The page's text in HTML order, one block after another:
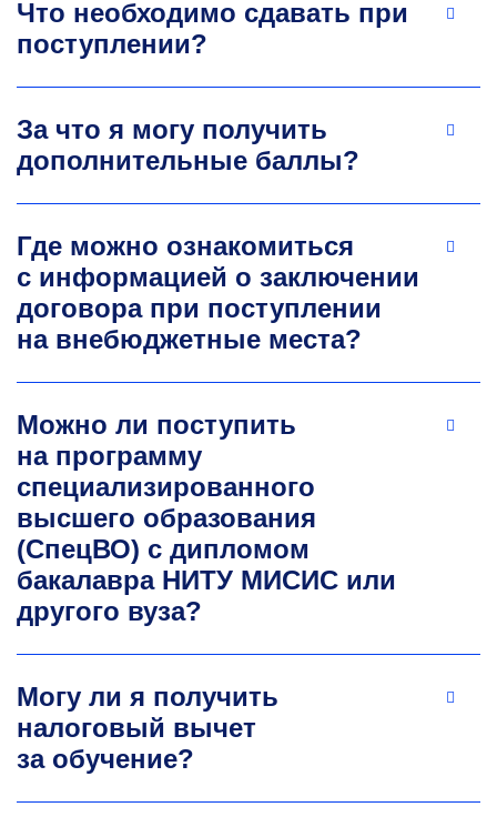
решений в области информационной
безопасности с применением блокчейн-
структуры.
i.tarhanov@misis.ru
Игорь Юрьевич Федоров
кибернетики
Сферы научных интересов: интеграция
искусственного интеллекта
в робототехнические системы
и производственные процессы для
повышения эффективности и автоматизации
i.fedorov@misis.ru
Что необходимо сдавать при
поступлении?
За что я могу получить
дополнительные баллы?
Где можно ознакомиться
с информацией о заключении
договора при поступлении
на внебюджетные места?
Можно ли поступить
на программу
специализированного
высшего образования
(СпецВО) с дипломом
бакалавра НИТУ МИСИС или
другого вуза?
Могу ли я получить
налоговый вычет
за обучение?